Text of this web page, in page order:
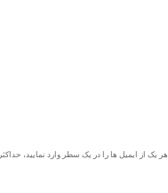
هر یک از ایمیل ها را در یک سطر وارد نمایید، حداکثر ۲۰ آدرس